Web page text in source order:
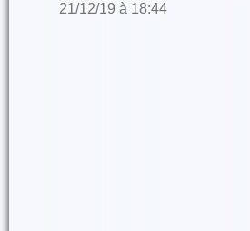
21/12/19 à 18:44